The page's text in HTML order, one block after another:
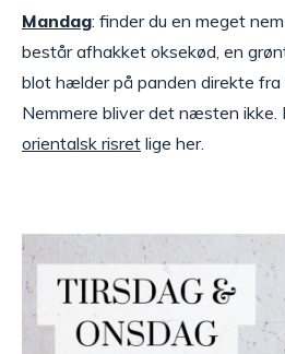
Mandag: finder du en meget
består afhakket oksekød, en
blot hælder på panden direkte fra
Nemmere bliver det næsten ikke.
orientalsk risret lige her.